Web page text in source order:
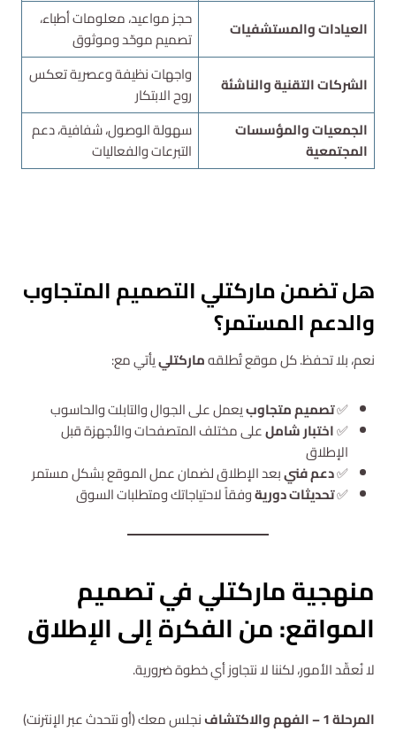
العيادات والمستشفيات
حجز مواعيد، معلومات أطباء،
تصميم موحّد وموثوق
الشركات التقنية والناشئة
واجهات نظيفة وعصرية تعكس
روح الابتكار
الجمعيات والمؤسسات
المجتمعية
سهولة الوصول، شفافية، دعم
التبرعات والفعاليات
هل تضمن ماركتلي التصميم المتجاوب
والدعم المستمر؟
نعم، بلا تحفظ. كل موقع تُطلقهماركتلييأتي مع:
✅تصميم متجاوبيعمل على الجوال والتابلت والحاسوب
✅اختبار شاملعلى مختلف المتصفحات والأجهزة قبل
الإطلاق
✅دعم فنيبعد الإطلاق لضمان عمل الموقع بشكل مستمر
✅تحديثات دوريةوفقاً لاحتياجاتك ومتطلبات السوق
منهجية ماركتلي في تصميم
المواقع: من الفكرة إلى الإطلاق
لا نُعقّد الأمور، لكننا لا نتجاوز أي خطوة ضرورية.
المرحلة 1 – الفهم والاكتشاف
نجلس معك (أو نتحدث عبر الإنترنت)